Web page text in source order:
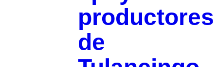
productores
de